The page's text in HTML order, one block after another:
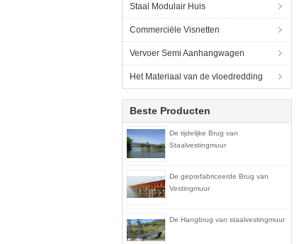
Staal Modulair Huis
Commerciële Visnetten
Vervoer Semi Aanhangwagen
Het Materiaal van de vloedredding
Beste Producten
De tijdelijke Brug van
Staalvestingmuur
De geprefabriceerde Brug van
Vestingmuur
De Hangbrug van staalvestingmuur